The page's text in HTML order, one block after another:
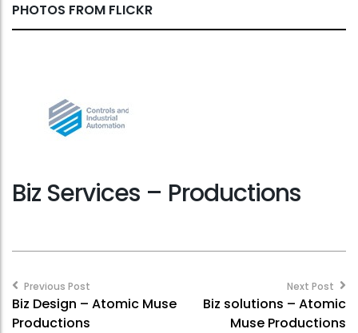
PHOTOS FROM FLICKR
Biz Services – Productions
Post
navigation
Previous Post
Biz Design – Atomic Muse
Productions
Next Post
Biz solutions – Atomic
Muse Productions